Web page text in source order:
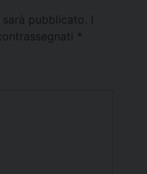
pubblicato.
*